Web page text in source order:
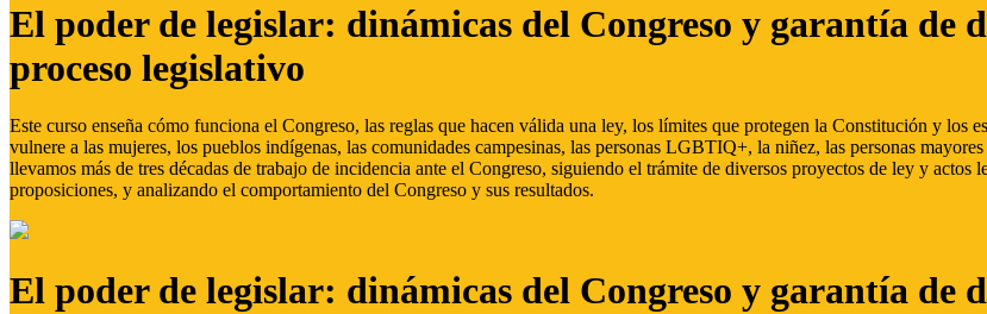
El poder de legislar: dinámicas del Congreso y garantía de
proceso legislativo
Este curso enseña cómo funciona el Congreso, las reglas que hacen válida una ley, los límites que protegen la Constitución y los
vulnere a las mujeres, los pueblos indígenas, las comunidades campesinas, las personas LGBTIQ+, la niñez, las personas
llevamos más de tres décadas de trabajo de incidencia ante el Congreso, siguiendo el trámite de diversos proyectos de ley y
proposiciones, y analizando el comportamiento del Congreso y sus resultados.
El poder de legislar: dinámicas del Congreso y garantía de